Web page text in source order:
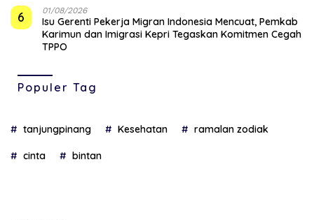
6 01/08/2026
Isu Gerenti Pekerja Migran Indonesia Mencuat, Pemkab
Karimun dan Imigrasi Kepri Tegaskan Komitmen Cegah
TPPO
Populer Tag
tanjungpinang Kesehatan ramalan zodiak
cinta bintan